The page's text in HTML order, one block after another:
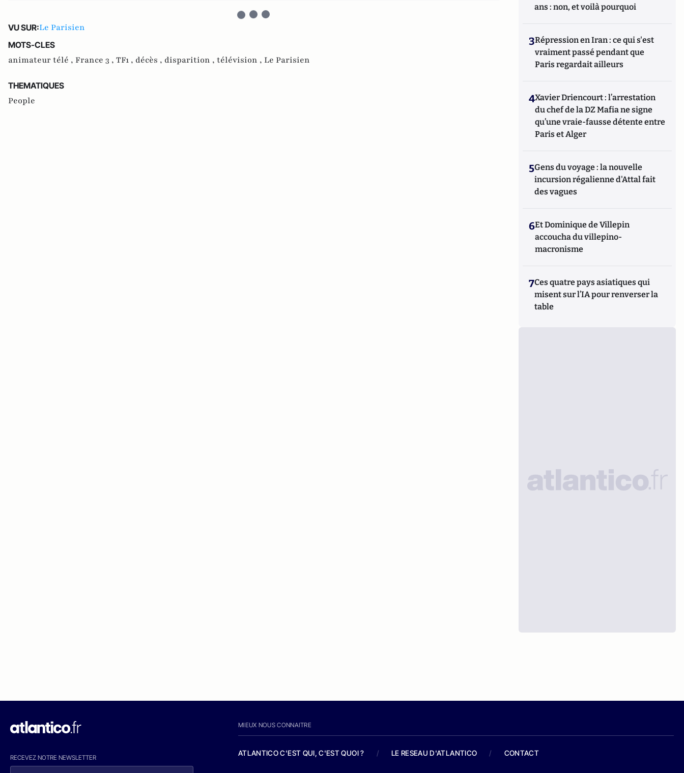
VU SUR:Le Parisien
MOTS-CLES
animateur télé , France 3 , TF1 , décès , disparition , télévision , Le Parisien
THEMATIQUES
People
ans : non, et voilà pourquoi
3Répression en Iran : ce qui s'est
vraiment passé pendant que
Paris regardait ailleurs
4Xavier Driencourt : l’arrestation
du chef de la DZ Mafia ne signe
qu’une vraie-fausse détente entre
Paris et Alger
5Gens du voyage : la nouvelle
incursion régalienne d'Attal fait
des vagues
6Et Dominique de Villepin
accoucha du villepino-
macronisme
7Ces quatre pays asiatiques qui
misent sur l’IA pour renverser la
table
RECEVEZ NOTRE NEWSLETTER
MIEUX NOUS CONNAITRE
ATLANTICO C'EST QUI, C'EST QUOI ? / LE RESEAU D'ATLANTICO / CONTACT